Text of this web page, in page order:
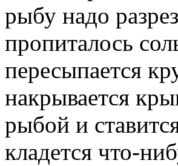
рыбу надо
пропиталось
пересыпается
накрывается
рыбой и
кладется что-